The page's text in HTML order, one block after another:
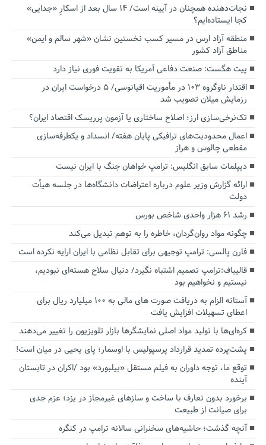
نجات‌دهنده‌ همچنان در آیینه است/ ۱۴ سال بعد از اسکارِ «جدایی»
کجا ایستاده‌ایم؟
منطقه آزاد ارس در مسیر کسب نخستین نشان «شهر سالم و ایمن»
مناطق آزاد کشور
پیت هگست: صنعت دفاعی آمریکا به تقویت فوری نیاز دارد
اقتدار ناوگروه ۱۰۳ در مأموریت‌ اقیانوسی/ ۵ درخواست ایران در
رزمایش میلان تصویب شد
تک‌نرخی‌سازی ارز؛ اصلاح ساختاری یا آزمون پرریسک اقتصاد ایران؟
اعمال محدودیت‌های ترافیکی پایان هفته/ انسداد و یکطرفه‌سازی
مقطعی چالوس و هراز
دیپلمات سابق انگلیس:‌ ترامپ خواهان جنگ با ایران نیست
ارائه گزارش وزیر علوم درباره اعتراضات دانشگاه‌ها در جلسه هیأت
دولت
رشد ۶۱ هزار واحدی شاخص بورس
چگونه مواد روان‌گردان، خاطره را به توهم تبدیل می‌کند
فارن پالسی: ترامپ توجیهی برای تقابل نظامی با ایران ارایه نکرده است
قالیباف:ترامپ تصمیم اشتباه نگیرد/ دنبال سلاح هسته‌ای نبودیم،
نیستیم و نخواهیم بود
آستانه الزام به دریافت صورت های مالی به ۱۰۰ میلیارد ریال برای
اعطای تسهیلات افزایش یافت
کره‌ای‌ها با تولید مواد اصلی نمایشگرها بازار تلویزیون را تغییر می‌دهند
پشت‌پرده تمدید قرارداد پرسپولیس با اوسمار؛ پای یحیی در میان است!
توقع ما، توجه داوران به فیلم مستقل «بیلبورد» بود /اکران در تابستان
آینده
برخورد بدون تعارف با ساخت‌ و سازهای غیرمجاز در یزد؛ عزم جدی
برای صیانت از طبیعت
آنچه گذشت؛ حاشیه‌های سخنرانی سالانه ترامپ در کنگره